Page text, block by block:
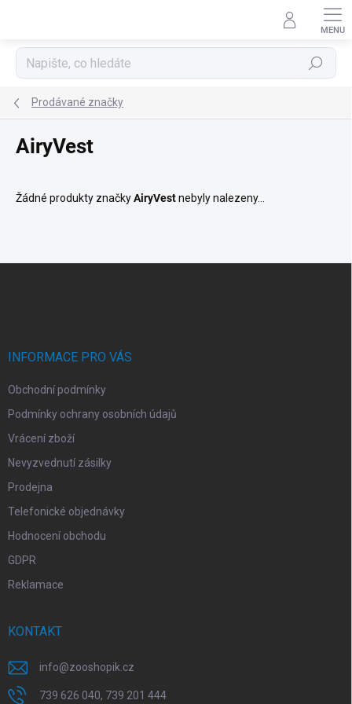
Hledat
Prodávané značky
AiryVest
Žádné produkty značkyAiryVestnebyly nalezeny...
INFORMACE PRO VÁS
Obchodní podmínky
Podmínky ochrany osobních údajů
Vrácení zboží
Nevyzvednutí zásilky
Prodejna
Telefonické objednávky
Hodnocení obchodu
GDPR
Reklamace
KONTAKT
info@zooshopik.cz
739 626 040, 739 201 444